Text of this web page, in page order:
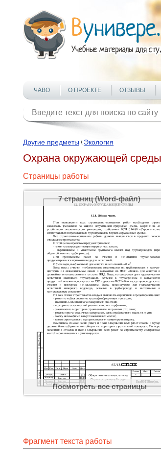
ЧАВО О ПРОЕКТЕ ОТЗЫВЫ
Другие предметы \ Экология
Охрана окружающей среды
Страницы работы
7 страниц (Word-файл)
Посмотреть все страницы
Фрагмент текста работы